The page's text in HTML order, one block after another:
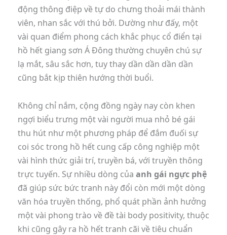
động thông điệp về tự do chưng thoải mái thành
viên, nhan sắc với thú bởi. Dường như đấy, một
vài quan điểm phong cách khắc phục cổ điển tại
hồ hết giang sơn Á Đông thường chuyên chú sự
lạ mắt, sâu sắc hơn, tuy thay dần dần dần dần
cũng bắt kịp thiên hướng thời buổi.
Không chỉ nắm, cộng đồng ngày nay còn khen
ngợi biểu trưng một vài người mua nhỏ bé gái
thu hút như một phương pháp để đắm đuối sự
coi sóc trong hồ hết cung cấp công nghiệp một
vài hình thức giải trí, truyền bá, với truyền thông
trực tuyến. Sự nhiều dòng của anh gái ngực phệ
đã giúp sức bức tranh này đổi còn mới một dòng
văn hóa truyền thống, phổ quát phần ảnh hưởng
một vài phong trào về đề tài body positivity, thuộc
khi cũng gây ra hồ hết tranh cãi về tiêu chuẩn